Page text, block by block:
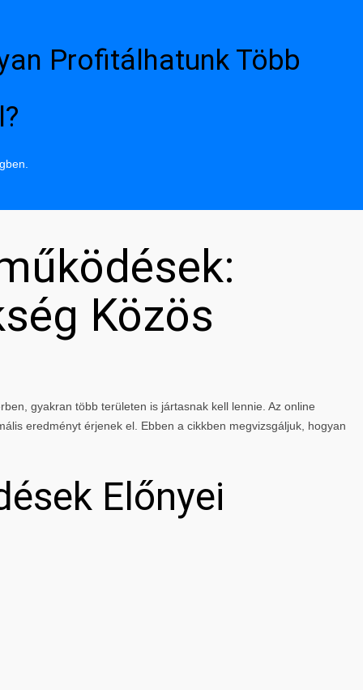
Profitálhatunk Több
Közös
gyakran több területen is jártasnak kell lennie. Az online
eredményt érjenek el. Ebben a cikkben megvizsgáljuk, hogyan
Előnyei